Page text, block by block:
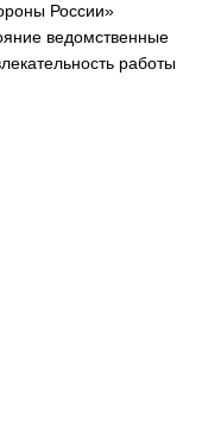
России»
ведомственные
работы